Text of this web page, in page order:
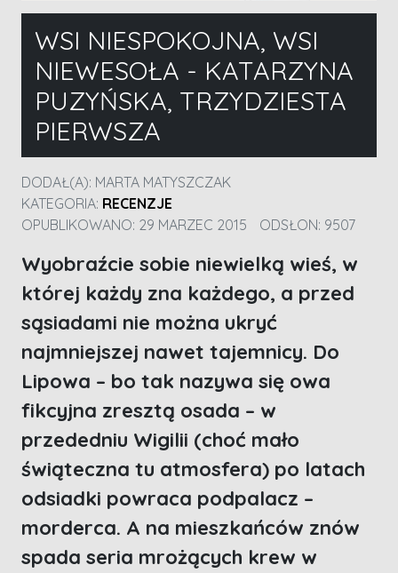
WSI NIESPOKOJNA, WSI
NIEWESOŁA - KATARZYNA
PUZYŃSKA, TRZYDZIESTA
PIERWSZA
DODAŁ(A): MARTA MATYSZCZAK
KATEGORIA: RECENZJE
OPUBLIKOWANO: 29 MARZEC 2015
ODSŁON: 9507
Wyobraźcie sobie niewielką wieś, w
której każdy zna każdego, a przed
sąsiadami nie można ukryć
najmniejszej nawet tajemnicy. Do
Lipowa – bo tak nazywa się owa
fikcyjna zresztą osada – w
przededniu Wigilii (choć mało
świąteczna tu atmosfera) po latach
odsiadki powraca podpalacz –
morderca. A na mieszkańców znów
spada seria mrożących krew w